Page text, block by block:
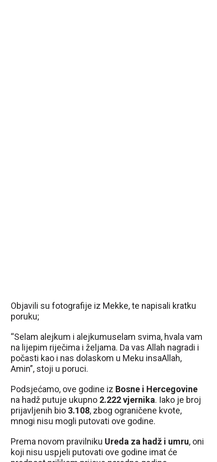
Objavili su fotografije iz Mekke, te napisali kratku
poruku;
“Selam alejkum i alejkumuselam svima, hvala vam
na lijepim riječima i željama. Da vas Allah nagradi i
počasti kao i nas dolaskom u Meku insaAllah,
Amin”, stoji u poruci.
Podsjećamo, ove godine iz Bosne i Hercegovine
na hadž putuje ukupno 2.222 vjernika. Iako je broj
prijavljenih bio 3.108, zbog ograničene kvote,
mnogi nisu mogli putovati ove godine.
Prema novom pravilniku Ureda za hadž i umru, oni
koji nisu uspjeli putovati ove godine imat će